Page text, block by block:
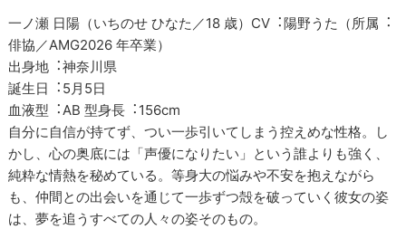
一ノ瀬 日陽（いちのせ ひなた／18 歳）CV︓陽野うた（所属︓
俳協／AMG2026 年卒業）
出身地︓神奈川県
誕生日︓5月5日
⾎液型︓AB 型身長︓156cm
自分に自信が持てず、つい一歩引いてしまう控えめな性格。し
かし、心の奥底には「声優になりたい」という誰よりも強く、
純粋な情熱を秘めている。等身大の悩みや不安を抱えながら
も、仲間との出会いを通じて一歩ずつ殻を破っていく彼女の姿
は、夢を追うすべての人々の姿そのもの。